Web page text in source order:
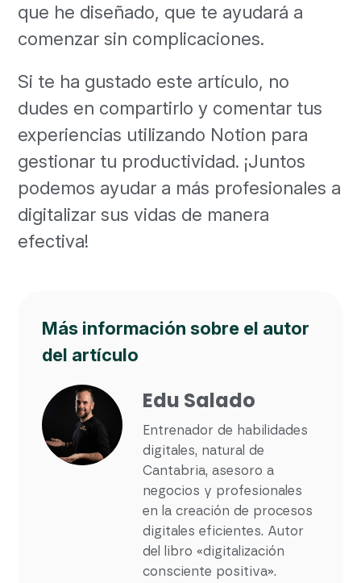
que he diseñado, que te ayudará a
comenzar sin complicaciones.
Si te ha gustado este artículo, no
dudes en compartirlo y comentar tus
experiencias utilizando Notion para
gestionar tu productividad. ¡Juntos
podemos ayudar a más profesionales a
digitalizar sus vidas de manera
efectiva!
Más información sobre el autor
del artículo
Edu Salado
Entrenador de habilidades
digitales, natural de
Cantabria, asesoro a
negocios y profesionales
en la creación de procesos
digitales eficientes. Autor
del libro «digitalización
consciente positiva».